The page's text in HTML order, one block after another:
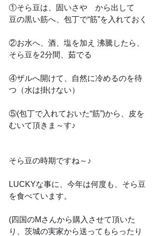
①そら豆は、固いさや　から出して
豆の黒い筋へ、包丁で“筋”を入れておく
②お水へ、酒、塩を加え 沸騰したら、
そら豆を2分間、茹でる
④ザルへ開けて、自然に冷めるのを待
つ（水は掛けない）
⑤(包丁で入れておいた“筋”)から、皮を
むいて頂きま～す♪
そら豆の時期ですね～♪
LUCKYな事に、今年は何度も、そら豆
を食べています。
(四国のMさんから購入させて頂いた
り、茨城の実家から送ってもらったり